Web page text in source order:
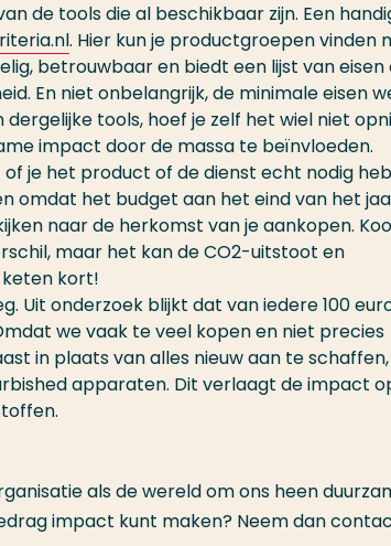
de tools die al beschikbaar zijn. Een
. Hier kun je productgroepen vinden
betrouwbaar en biedt een lijst van eisen
En niet onbelangrijk, de minimale eisen
tools, hoef je zelf het wiel niet
impact door de massa te beïnvloeden.
of je het product of de dienst echt nodig
omdat het budget aan het eind van het
naar de herkomst van je aankopen.
maar het kan de CO2-uitstoot en
kort!
Uit onderzoek blijkt dat van iedere 100
we vaak te veel kopen en niet precies
in plaats van alles nieuw aan te
apparaten. Dit verlaagt de impact
als de wereld om ons heen
impact kunt maken? Neem dan